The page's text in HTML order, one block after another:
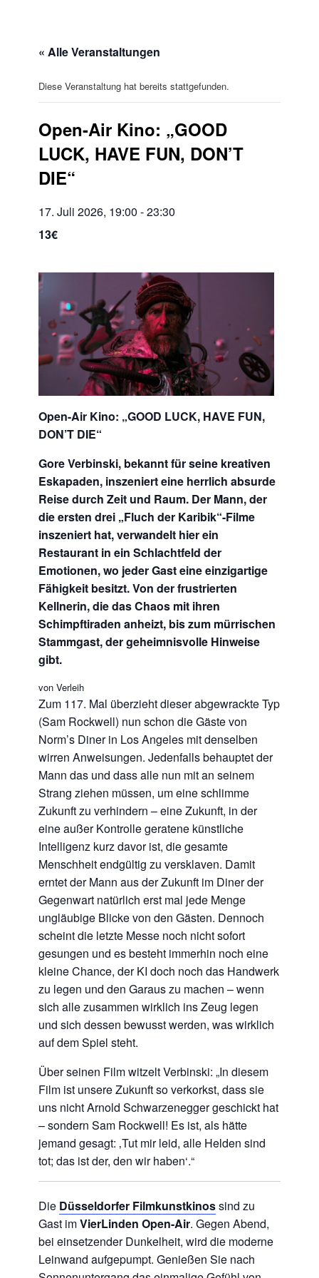
« Alle Veranstaltungen
Diese Veranstaltung hat bereits stattgefunden.
Open-Air Kino: „GOOD
LUCK, HAVE FUN, DON’T
DIE“
17. Juli 2026, 19:00 -23:30
13€
Open-Air Kino: „GOOD LUCK, HAVE FUN,
DON’T DIE“
Gore Verbinski, bekannt für seine kreativen
Eskapaden, inszeniert eine herrlich absurde
Reise durch Zeit und Raum. Der Mann, der
die ersten drei „Fluch der Karibik“-Filme
inszeniert hat, verwandelt hier ein
Restaurant in ein Schlachtfeld der
Emotionen, wo jeder Gast eine einzigartige
Fähigkeit besitzt. Von der frustrierten
Kellnerin, die das Chaos mit ihren
Schimpftiraden anheizt, bis zum mürrischen
Stammgast, der geheimnisvolle Hinweise
gibt.
von Verleih
Zum 117. Mal überzieht dieser abgewrackte Typ
(Sam Rockwell) nun schon die Gäste von
Norm’s Diner in Los Angeles mit denselben
wirren Anweisungen. Jedenfalls behauptet der
Mann das und dass alle nun mit an seinem
Strang ziehen müssen, um eine schlimme
Zukunft zu verhindern – eine Zukunft, in der
eine außer Kontrolle geratene künstliche
Intelligenz kurz davor ist, die gesamte
Menschheit endgültig zu versklaven. Damit
erntet der Mann aus der Zukunft im Diner der
Gegenwart natürlich erst mal jede Menge
ungläubige Blicke von den Gästen. Dennoch
scheint die letzte Messe noch nicht sofort
gesungen und es besteht immerhin noch eine
kleine Chance, der KI doch noch das Handwerk
zu legen und den Garaus zu machen – wenn
sich alle zusammen wirklich ins Zeug legen
und sich dessen bewusst werden, was wirklich
auf dem Spiel steht.
Über seinen Film witzelt Verbinski: „In diesem
Film ist unsere Zukunft so verkorkst, dass sie
uns nicht Arnold Schwarzenegger geschickt hat
– sondern Sam Rockwell! Es ist, als hätte
jemand gesagt: ‚Tut mir leid, alle Helden sind
tot; das ist der, den wir haben‘.“
Die Düsseldorfer Filmkunstkinossind zu
Gast imVierLinden Open-Air. Gegen Abend,
bei einsetzender Dunkelheit, wird die moderne
Leinwand aufgepumpt. Genießen Sie nach